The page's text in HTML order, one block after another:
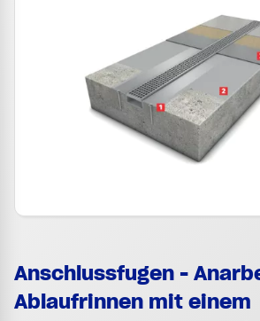
Anschlussfugen -
Ablaufrinnen mit einem